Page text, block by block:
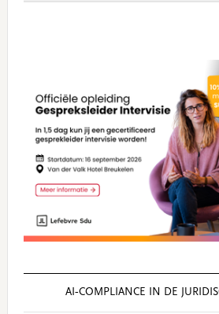
AI‑COMPLIANCE IN DE